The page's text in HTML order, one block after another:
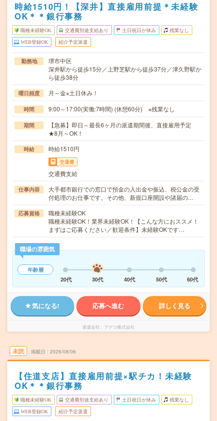
時給1510円！【深井】直接雇用前提＊未経験
OK＊＊銀行事務
職種未経験OK 交通費別途支給あり 土日祝日が休み 残業なし
WEB登録OK 紹介予定派遣
勤務地
堺市中区
深井駅から徒歩15分／上野芝駅から徒歩37分／津久野駅か
ら徒歩38分
曜日頻度 月～金※土日休み！
時間 9:00～17:00(実働:7時間) (休憩60分) ※残業なし
期間
【急募】即日～最長6ヶ月の派遣期間後、直接雇用予定
★8月～OK！
時給 時給1510円
交通費
交通費支給
仕事内容
大手都市銀行での窓口で預金の入出金や振込、税公金の受
付処理のお仕事です。その他、新規口座開設や諸届の…
応募資格
職種未経験OK
職種未経験OK！業界未経験OK！【こんな方におススメ！
まずはご応募ください／歓迎条件】未経験OKです…
職場の雰囲気
年齢層
20代
30代 40代 50代 60代
気になる! 応募へ進む 詳しく見る
派遣会社 アデコ株式会社
未読 掲載日 2026/08/06
【住道支店】直接雇用前提×駅チカ！未経験
OK＊＊銀行事務
職種未経験OK 交通費別途支給あり 土日祝日が休み 残業なし
WEB登録OK 紹介予定派遣